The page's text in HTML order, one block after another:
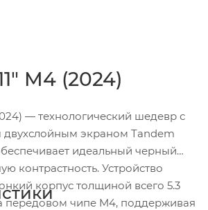
M4 (2024)
— технологический шедевр с
экраном Tandem
идеальный черный
контрастность. Устройство
корпус толщиной всего 5.3
передовом чипе M4, поддерживая